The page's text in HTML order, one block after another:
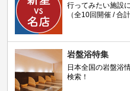
行ってみたい施設
（全10回開催 / 合
岩盤浴特集
日本全国の岩盤浴
検索！